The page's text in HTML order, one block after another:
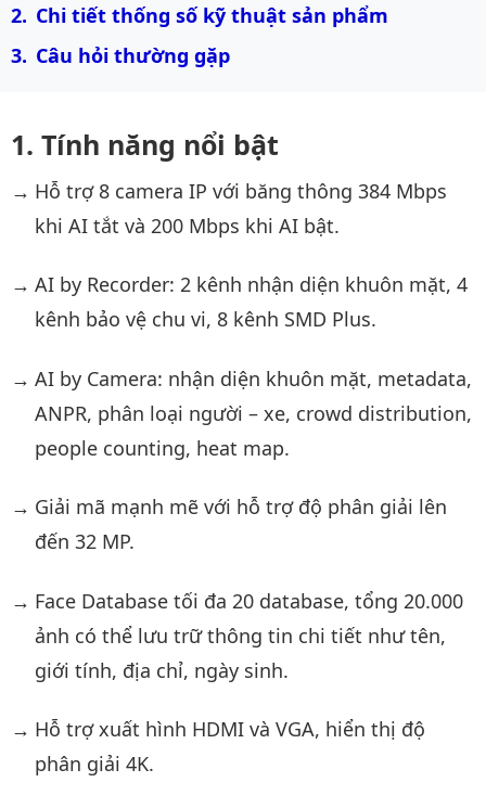
Chi tiết thống số kỹ thuật sản phẩm
Câu hỏi thường gặp
Tính năng nổi bật
Hỗ trợ 8 camera IP với băng thông 384 Mbps
khi AI tắt và 200 Mbps khi AI bật.
AI by Recorder: 2 kênh nhận diện khuôn mặt, 4
kênh bảo vệ chu vi, 8 kênh SMD Plus.
AI by Camera: nhận diện khuôn mặt, metadata,
ANPR, phân loại người – xe, crowd distribution,
people counting, heat map.
Giải mã mạnh mẽ với hỗ trợ độ phân giải lên
đến 32 MP.
Face Database tối đa 20 database, tổng 20.000
ảnh có thể lưu trữ thông tin chi tiết như tên,
giới tính, địa chỉ, ngày sinh.
Hỗ trợ xuất hình HDMI và VGA, hiển thị độ
phân giải 4K.